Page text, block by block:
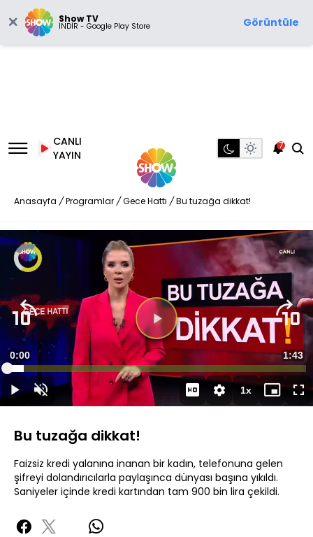
Show TV
İNDİR - Google Play Store Görüntüle
CANLI
YAYIN
7
Anasayfa / Programlar / Gece Hattı / Bu tuzağa dikkat!
Video
Oynatıcısı
Videoyu
Oynat
OynatSesi
Aç
Süre
0:00
Süre
1:43
Yüklendi:
5.72%
1xOynatma
Hızı
Mini
oynatıcı
Bu tuzağa dikkat!
Faizsiz kredi yalanına inanan bir kadın, telefonuna gelen
şifreyi dolandırıcılarla paylaşınca dünyası başına yıkıldı.
Saniyeler içinde kredi kartından tam 900 bin lira çekildi.